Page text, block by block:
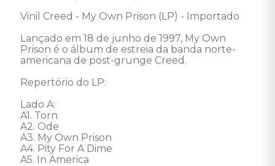
Vinil Creed - My Own Prison (LP) - Importado
Lançado em 18 de junho de 1997, My Own
Prison é o álbum de estreia da banda norte-
americana de post-grunge Creed.
Repertório do LP:
Lado A:
A1. Torn
A2. Ode
A3. My Own Prison
A4. Pity For A Dime
A5. In America